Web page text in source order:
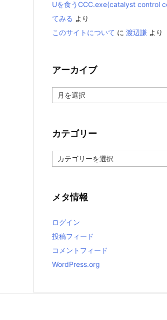
Uを食うCCC.exe(catalyst control
てみる より
このサイトについて に 渡辺謙 より
アーカイブ
ー
ブ
カテゴリー
テ
ー
メタ情報
ログイン
投稿フィード
コメントフィード
WordPress.org